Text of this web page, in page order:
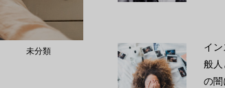
未分類
イ
般人
の闇